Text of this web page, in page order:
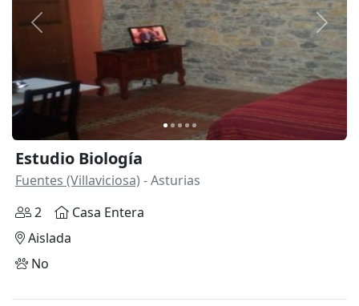
Anterior
Estudio Biología
Fuentes (Villaviciosa) - Asturias
2
Casa Entera
Aislada
No